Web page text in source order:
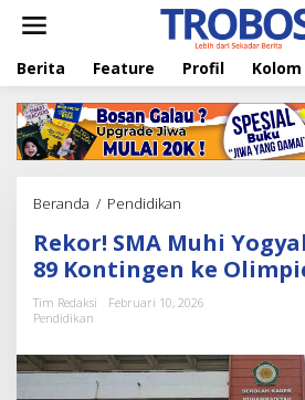
t
Berita Feature Profil Kolom
Beranda / Pendidikan
k
o
r
!
A
Rekor! SMA Muhi
89 Kontingen ke
Tim Redaksi
Februari 10, 2026
Pendidikan